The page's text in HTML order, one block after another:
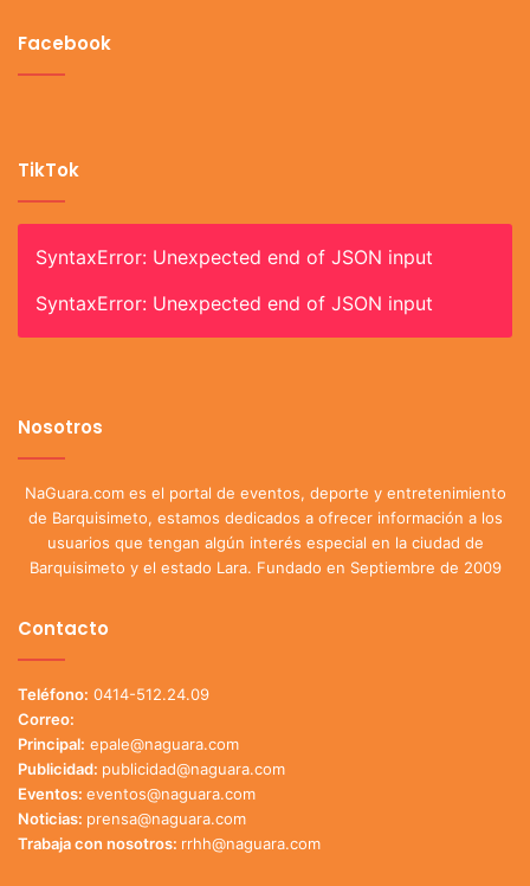
Facebook
TikTok
SyntaxError: Unexpected end of JSON input
SyntaxError: Unexpected end of JSON input
Nosotros
NaGuara.com es el portal de eventos, deporte y entretenimiento
de Barquisimeto, estamos dedicados a ofrecer información a los
usuarios que tengan algún interés especial en la ciudad de
Barquisimeto y el estado Lara. Fundado en Septiembre de 2009
Contacto
Teléfono: 0414-512.24.09
Correo:
Principal: epale@naguara.com
Publicidad: publicidad@naguara.com
Eventos: eventos@naguara.com
Noticias: prensa@naguara.com
Trabaja con nosotros: rrhh@naguara.com